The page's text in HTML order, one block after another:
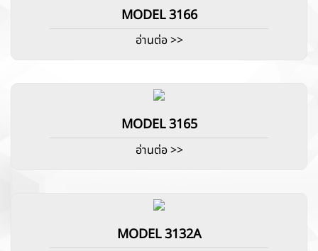
MODEL 3166
อ่านต่อ >>
MODEL 3165
อ่านต่อ >>
MODEL 3132A